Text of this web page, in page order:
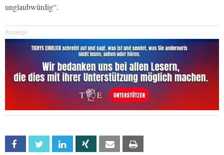
unglaubwürdig“.
Anzeige
Facebook Twitter Linkedin Xing Email